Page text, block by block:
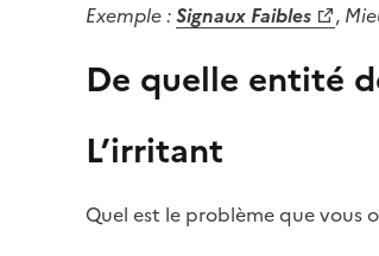
Exemple :Signaux Faibles ,
De quelle entité
L’irritant
Quel est le problème que vous